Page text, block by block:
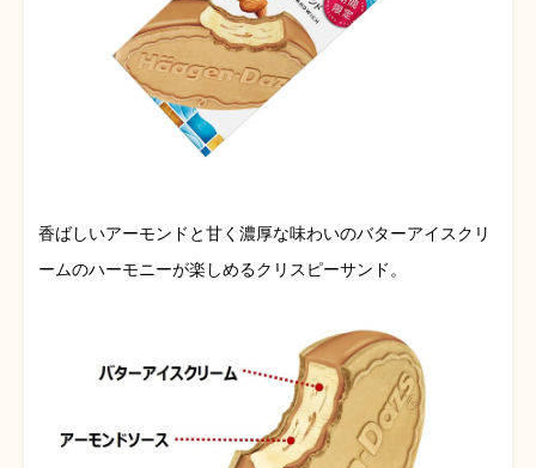
香ばしいアーモンドと甘く濃厚な味わいのバターアイスクリ
ームのハーモニーが楽しめるクリスピーサンド。